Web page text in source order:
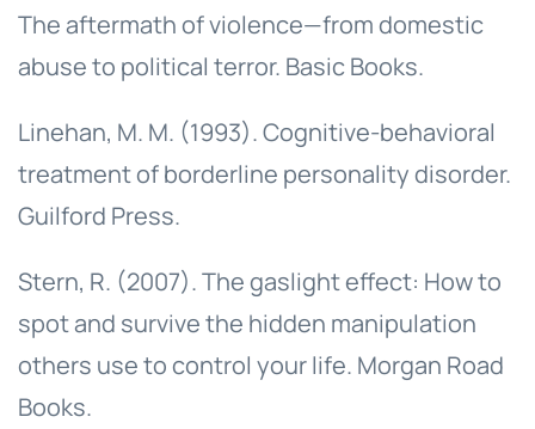
The aftermath of violence—from domestic
abuse to political terror. Basic Books.
Linehan, M. M. (1993). Cognitive-behavioral
treatment of borderline personality disorder.
Guilford Press.
Stern, R. (2007). The gaslight effect: How to
spot and survive the hidden manipulation
others use to control your life. Morgan Road
Books.